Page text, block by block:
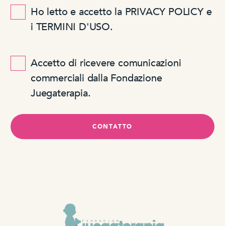
Ho letto e accetto la PRIVACY POLICY e
i TERMINI D'USO.
Accetto di ricevere comunicazioni
commerciali dalla Fondazione
Juegaterapia.